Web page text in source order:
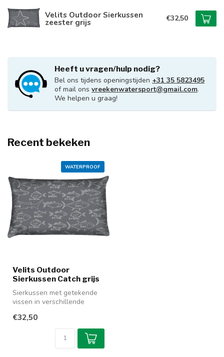
Velits Outdoor Sierkussen
zeester grijs €32,50
Heeft u vragen/hulp nodig?
Bel ons tijdens openingstijden +31 35 5823495
of mail ons vreekenwatersport@gmail.com.
We helpen u graag!
Recent bekeken
WATERPROOF
Velits Outdoor
Sierkussen Catch grijs
Sierkussen met getekende
vissen in verschillende
soep...
€32,50